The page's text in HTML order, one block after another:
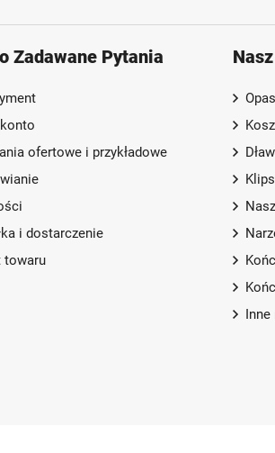
Zadawane Pytania
ofertowe i przykładowe
i dostarczenie
towaru
Inne